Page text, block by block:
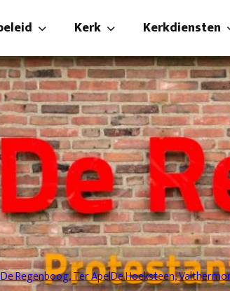
Kerk
Kerk
Kerkbalans
Kerkenraad
Pastoraat , diaconie en
Kerkraam
Foto’s
Kerkdiensten
Kijken en
Preek-
Liturgie
De Regenboog, Ter ApelDe Hoeksteen,